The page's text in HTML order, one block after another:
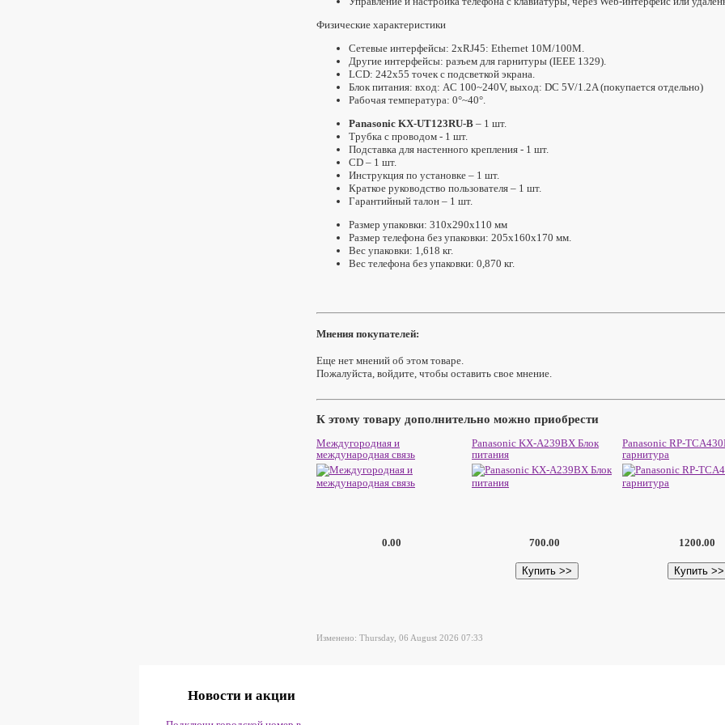
Физические характеристики
Сетевые интерфейсы: 2хRJ45: Ethernet 10M/100M.
Другие интерфейсы: разъем для гарнитуры (IEEE 1329).
LCD: 242х55 точек с подсветкой экрана.
Блок питания: вход: AC 100~240V, выход: DC 5V/1.2A (покупается отдельно)
Рабочая температура: 0°~40°.
Panasonic KX-UT123RU-B – 1 шт.
Трубка с проводом - 1 шт.
Подставка для настенного крепления - 1 шт.
CD – 1 шт.
Инструкция по установке – 1 шт.
Краткое руководство пользователя – 1 шт.
Гарантийный талон – 1 шт.
Размер упаковки: 310x290x110 мм
Размер телефона без упаковки: 205х160х170 мм.
Вес упаковки: 1,618 кг.
Вес телефона без упаковки: 0,870 кг.
Мнения покупателей:
Еще нет мнений об этом товаре.
Пожалуйста, войдите, чтобы оставить свое мнение.
К этому товару дополнительно можно приобрести
Междугородная и
международная связь
0.00
Panasonic KX-A239BX Блок
питания
700.00
Panasonic RP-
гарнитура
1200.00
Изменено: Thursday, 06 August 2026 07:33
Новости и акции